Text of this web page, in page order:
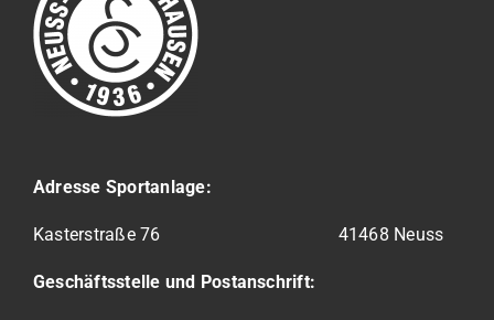
Adresse Sportanlage:
Kasterstraße 76 41468 Neuss
Geschäftsstelle und Postanschrift: